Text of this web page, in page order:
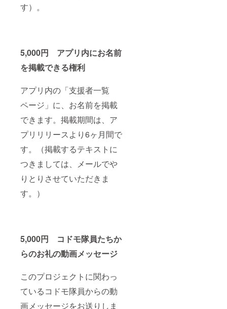
す）。
5,000円 アプリ内にお名前
を掲載できる権利
アプリ内の「支援者一覧
ページ」に、お名前を掲載
できます。掲載期間は、ア
プリリリースより6ヶ月間で
す。（掲載するテキストに
つきましては、メールでや
りとりさせていただきま
す。）
5,000円 コドモ隊員たちか
らのお礼の動画メッセージ
このプロジェクトに関わっ
ているコドモ隊員からの動
画メッセージをお送りしま